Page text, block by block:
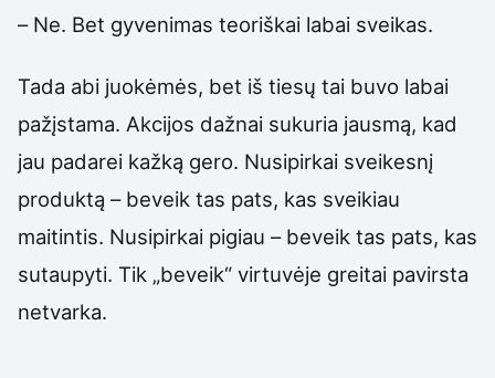
– Ne. Bet gyvenimas teoriškai labai sveikas.
Tada abi juokėmės, bet iš tiesų tai buvo labai
pažįstama. Akcijos dažnai sukuria jausmą, kad
jau padarei kažką gero. Nusipirkai sveikesnį
produktą – beveik tas pats, kas sveikiau
maitintis. Nusipirkai pigiau – beveik tas pats, kas
sutaupyti. Tik „beveik“ virtuvėje greitai pavirsta
netvarka.